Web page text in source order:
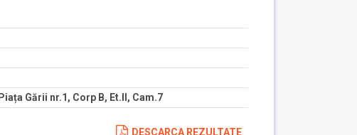
Gării nr.1, Corp B, Et.II, Cam.7
DESCARCA REZULTATE